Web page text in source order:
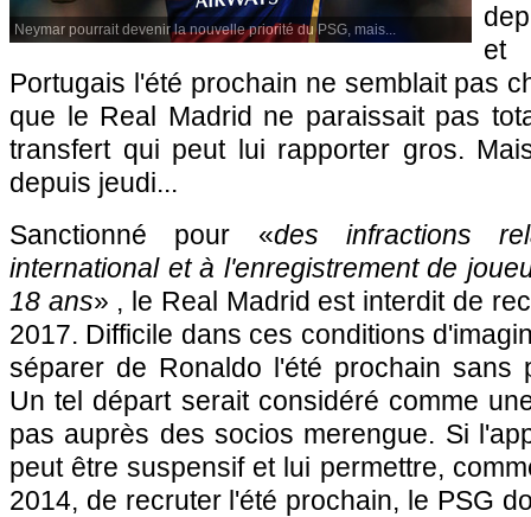
Neymar pourrait devenir la nouvelle priorité du PSG, mais...
et
Portugais l'été prochain ne semblait pas
que le Real Madrid ne paraissait pas
transfert qui peut lui rapporter gros.
depuis jeudi...
Sanctionné pour «des infractions
international et à l'enregistrement de
18 ans» , le Real Madrid est interdit de
2017. Difficile dans ces conditions
séparer de Ronaldo l'été prochain sans
Un tel départ serait considéré comme
pas auprès des socios merengue. Si
peut être suspensif et lui permettre,
2014, de recruter l'été prochain, le PSG